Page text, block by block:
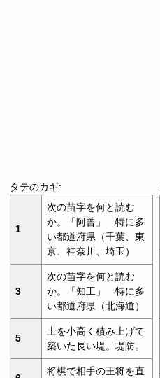
タテのカギ:
1
次の苗字を何と読む
か。「阿曾」 特に多
い都道府県（千葉、東
京、神奈川、埼玉）
3
次の苗字を何と読む
か。「知工」 特に多
い都道府県（北海道）
5
土を小高く積み上げて
築いた長い堤。堤防。
将棋で相手の王将を直